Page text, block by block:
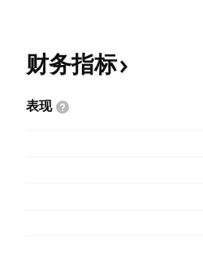
财务指标
表现